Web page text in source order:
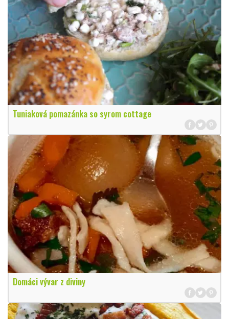
Tuniaková pomazánka so syrom cottage
Domáci vývar z diviny